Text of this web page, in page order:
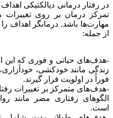
در رفتار درمانی دیالکتیکی
تمرکز درمان بر روی تغییرات
مهارت‌ها باشد. درمانگر اهداف
از جمله:
-هدف‌های حیاتی و فوری که این
زندگی مانند خودکشی،
فوراً در اولویت قرار گیرند.
-هدف‌های متمرکز بر تغییرات
الگوهای رفتاری مضر مانند
است.